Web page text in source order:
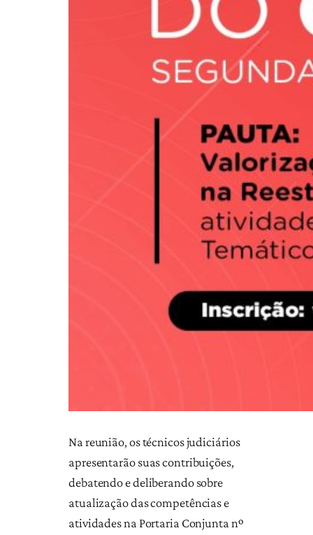
Na reunião, os técnicos judiciários
apresentarão suas contribuições,
debatendo e deliberando sobre
atualização das competências e
atividades na Portaria Conjunta nº